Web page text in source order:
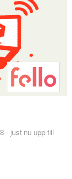
- just nu upp till